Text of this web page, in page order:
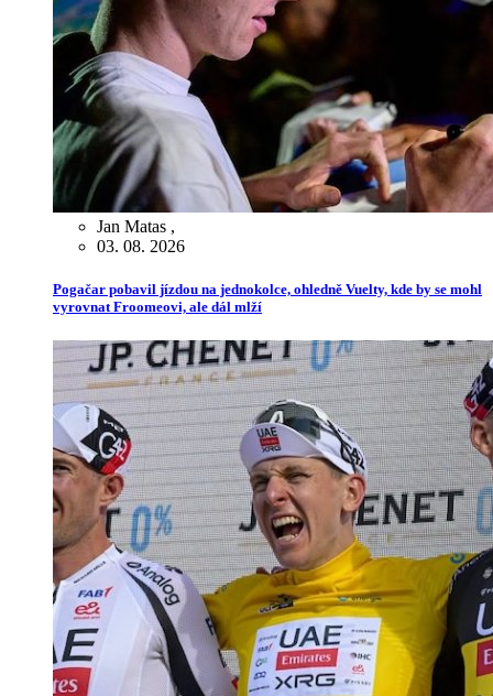
Jan Matas ,
03. 08. 2026
Pogačar pobavil jízdou na jednokolce, ohledně Vuelty, kde by se mohl
vyrovnat Froomeovi, ale dál mlží